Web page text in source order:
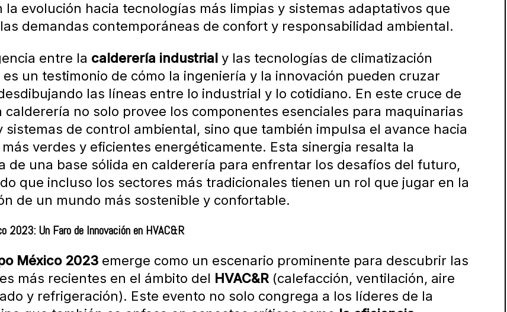
la evolución hacia tecnologías más limpias y sistemas adaptativos que
demandas contemporáneas de confort y responsabilidad ambiental.
entre la calderería industrial y las tecnologías de climatización
es un testimonio de cómo la ingeniería y la innovación pueden cruzar
las líneas entre lo industrial y lo cotidiano. En este cruce de
calderería no solo provee los componentes esenciales para maquinarias
sistemas de control ambiental, sino que también impulsa el avance hacia
verdes y eficientes energéticamente. Esta sinergia resalta la
de una base sólida en calderería para enfrentar los desafíos del futuro,
que incluso los sectores más tradicionales tienen un rol que jugar en la
de un mundo más sostenible y confortable.
2023: Un Faro de Innovación en HVAC&R
México 2023 emerge como un escenario prominente para descubrir las
más recientes en el ámbito del HVAC&R (calefacción, ventilación, aire
y refrigeración). Este evento no solo congrega a los líderes de la